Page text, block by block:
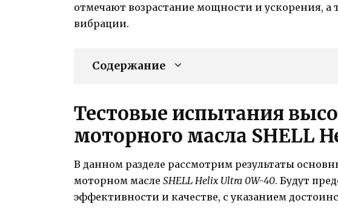
отмечают возрастание мощности и ускорения,
вибрации.
Содержание
Тестовые испытания
моторного масла SHELL
В данном разделе рассмотрим результаты
моторном масле SHELL Helix Ultra 0W-40. Будут
эффективности и качестве, с указанием